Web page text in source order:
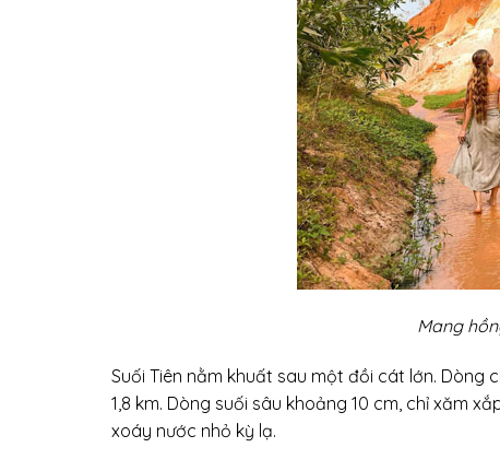
Mang
Suối Tiên nằm khuất sau một đồi cát lớn. Dòng
1,8 km. Dòng suối sâu khoảng 10 cm, chỉ xăm
xoáy nước nhỏ kỳ lạ.